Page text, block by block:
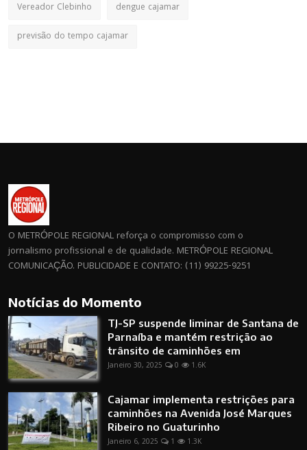
Vereador Clebinho
dengue cajamar
previsão do tempo cajamar
O METRÓPOLE REGIONAL reforça o compromisso com o
jornalismo profissional e de qualidade. METRÓPOLE REGIONAL
COMUNICAÇÃO. PUBLICIDADE E CONTATO: (11) 99225-9251
Notícias do Momento
TJ-SP suspende liminar de Santana de
Parnaíba e mantém restrição ao
trânsito de caminhões em
Janeiro 30, 2025
0 1.6K
Cajamar implementa restrições para
caminhões na Avenida José Marques
Ribeiro no Guaturinho
Janeiro 6, 2025
1 1.3K